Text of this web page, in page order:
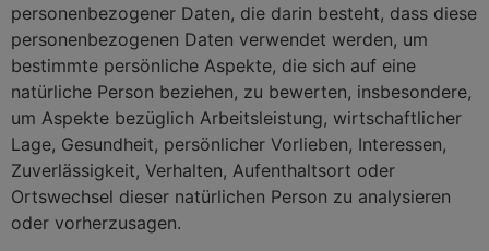
personenbezogener Daten, die darin besteht, dass diese
personenbezogenen Daten verwendet werden, um
bestimmte persönliche Aspekte, die sich auf eine
natürliche Person beziehen, zu bewerten, insbesondere,
um Aspekte bezüglich Arbeitsleistung, wirtschaftlicher
Lage, Gesundheit, persönlicher Vorlieben, Interessen,
Zuverlässigkeit, Verhalten, Aufenthaltsort oder
Ortswechsel dieser natürlichen Person zu analysieren
oder vorherzusagen.